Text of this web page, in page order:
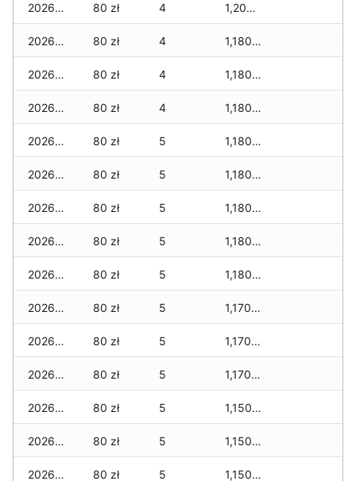
2026-02-27 80 zł 4 1,200 zł
2026-02-26 80 zł 4 1,180 zł
2026-02-25 80 zł 4 1,180 zł
2026-02-24 80 zł 4 1,180 zł
2026-02-23 80 zł 5 1,180 zł
2026-02-22 80 zł 5 1,180 zł
2026-02-21 80 zł 5 1,180 zł
2026-02-20 80 zł 5 1,180 zł
2026-02-19 80 zł 5 1,180 zł
2026-02-18 80 zł 5 1,170 zł
2026-02-17 80 zł 5 1,170 zł
2026-02-16 80 zł 5 1,170 zł
2026-02-15 80 zł 5 1,150 zł
2026-02-14 80 zł 5 1,150 zł
2026-02-13 80 zł 5 1,150 zł